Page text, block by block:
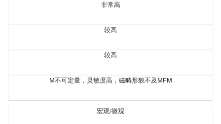
非常高
较高
较高
M不可定量，灵敏度高，磁畴形貌不及MFM
宏观/微观